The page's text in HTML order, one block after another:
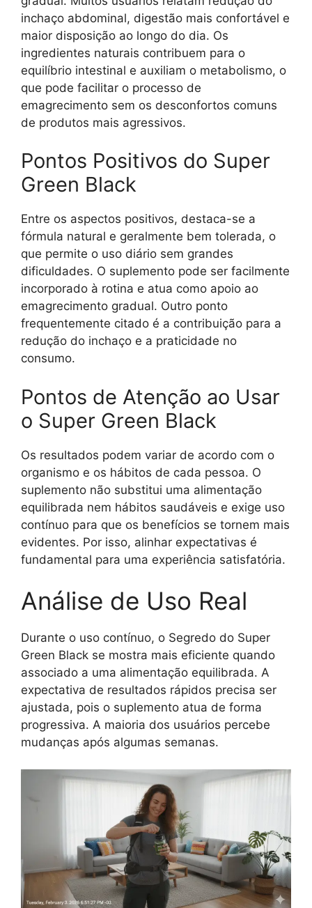
inchaço abdominal, digestão mais confortável e
maior disposição ao longo do dia. Os
ingredientes naturais contribuem para o
equilíbrio intestinal e auxiliam o metabolismo, o
que pode facilitar o processo de
emagrecimento sem os desconfortos comuns
de produtos mais agressivos.
Pontos Positivos do Super
Green Black
Entre os aspectos positivos, destaca-se a
fórmula natural e geralmente bem tolerada, o
que permite o uso diário sem grandes
dificuldades. O suplemento pode ser facilmente
incorporado à rotina e atua como apoio ao
emagrecimento gradual. Outro ponto
frequentemente citado é a contribuição para a
redução do inchaço e a praticidade no
consumo.
Pontos de Atenção ao Usar
o Super Green Black
Os resultados podem variar de acordo com o
organismo e os hábitos de cada pessoa. O
suplemento não substitui uma alimentação
equilibrada nem hábitos saudáveis e exige uso
contínuo para que os benefícios se tornem mais
evidentes. Por isso, alinhar expectativas é
fundamental para uma experiência satisfatória.
Análise de Uso Real
Durante o uso contínuo, o Segredo do Super
Green Black se mostra mais eficiente quando
associado a uma alimentação equilibrada. A
expectativa de resultados rápidos precisa ser
ajustada, pois o suplemento atua de forma
progressiva. A maioria dos usuários percebe
mudanças após algumas semanas.